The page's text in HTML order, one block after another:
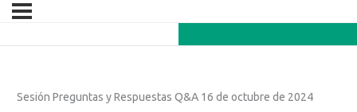
Sesión Preguntas y Respuestas Q&A 16 de octubre de 2024